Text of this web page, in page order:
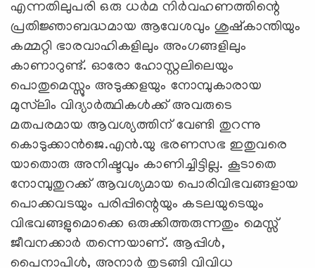
എന്നതിലുപരി ഒരു ധര്‍മ നിര്‍വഹണത്തിന്റെ
പ്രതിജ്ഞാബദ്ധമായ ആവേശവും ശുഷ്‌കാന്തിയും
കമ്മറ്റി ഭാരവാഹികളിലും അംഗങ്ങളിലും
കാണാറുണ്ട്. ഓരോ ഹോസ്റ്റലിലെയും
പൊതുമെസ്സും അടുക്കളയും നോമ്പുകാരായ
മുസ്‌ലിം വിദ്യാര്‍ത്ഥികള്‍ക്ക് അവരുടെ
മതപരമായ ആവശ്യത്തിന് വേണ്ടി തുറന്നു
കൊടുക്കാന്‍ജെ.എന്‍.യു ഭരണസഭ ഇതുവരെ
യാതൊരു അനിഷ്ടവും കാണിച്ചിട്ടില്ല. കൂടാതെ
നോമ്പുതുറക്ക് ആവശ്യമായ പൊരിവിഭവങ്ങളായ
പൊക്കവടയും പരിപ്പിന്റെയും കടലയുടെയും
വിഭവങ്ങളുമൊക്കെ ഒരുക്കിത്തരുന്നതും മെസ്സ്
ജീവനക്കാര്‍ തന്നെയാണ്. ആപ്പിള്‍,
പൈനാപിള്‍, അനാര്‍ തുടങ്ങി വിവിധ